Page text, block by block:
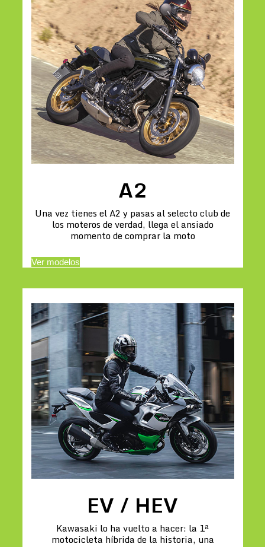
A2
Una vez tienes el A2 y pasas al selecto club de
los moteros de verdad, llega el ansiado
momento de comprar la moto
Ver modelos
EV / HEV
Kawasaki lo ha vuelto a hacer: la 1ª
motocicleta híbrida de la historia, una